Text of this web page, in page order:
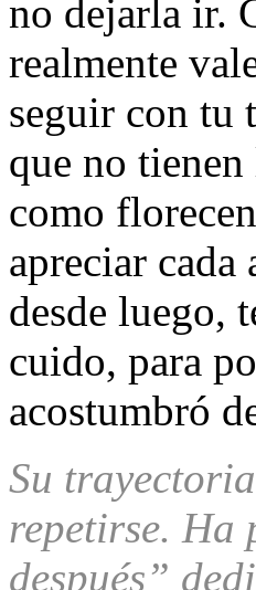
no dejarla ir.
realmente
seguir con tu
que no
como
apreciar cada
desde luego,
cuido, para
acostumbró
Su
repetirse. Ha
después”